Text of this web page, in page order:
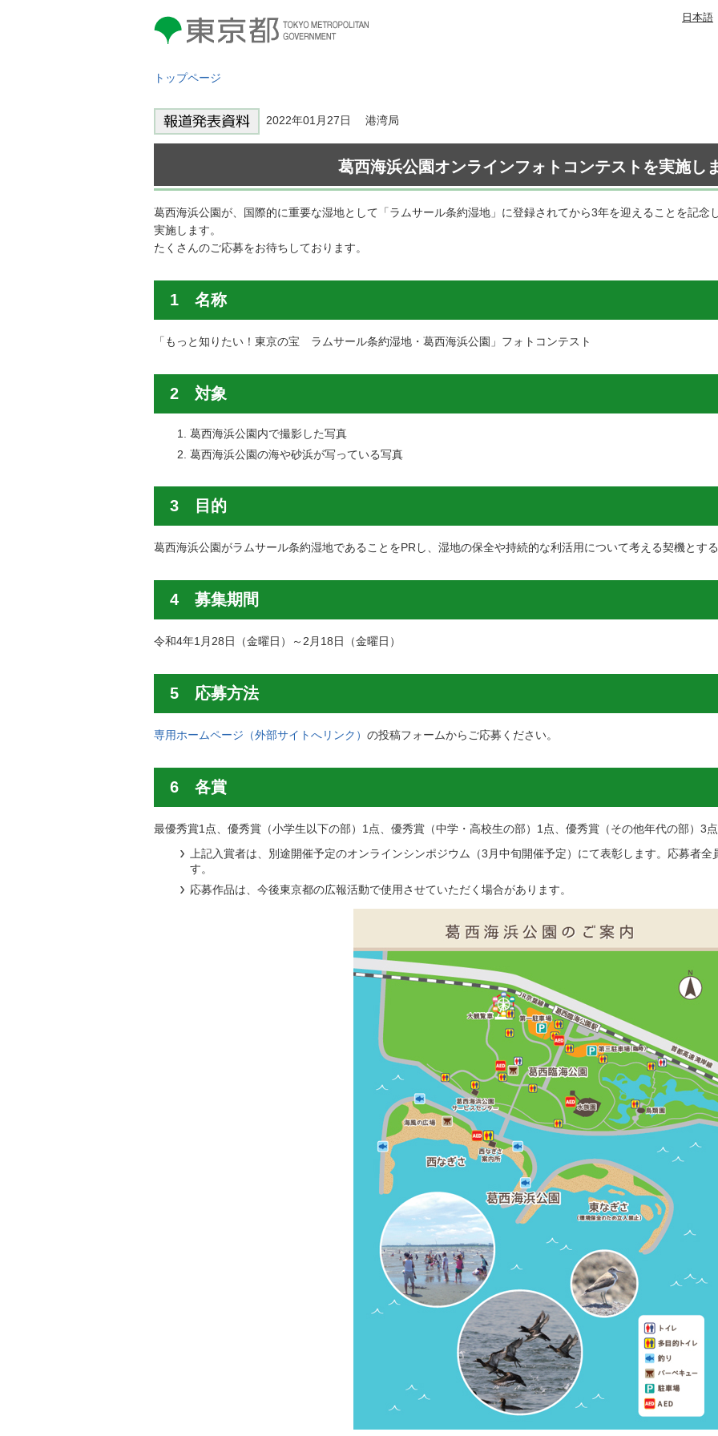
東京都 TOKYO METROPOLITAN
GOVERNMENT
日本語
トップページ
2022年01月27日 港湾局
葛西海浜公園オンラインフォトコンテストを実施し
葛西海浜公園が、国際的に重要な湿地として「ラムサール条約湿地」に登録されてから3年を迎えることを記念
実施します。
たくさんのご応募をお待ちしております。
1 名称
「もっと知りたい！東京の宝 ラムサール条約湿地・葛西海浜公園」フォトコンテスト
2 対象
葛西海浜公園内で撮影した写真
葛西海浜公園の海や砂浜が写っている写真
3 目的
葛西海浜公園がラムサール条約湿地であることをPRし、湿地の保全や持続的な利活用について考える契機とす
4 募集期間
令和4年1月28日（金曜日）～2月18日（金曜日）
5 応募方法
専用ホームページ（外部サイトへリンク） の投稿フォームからご応募ください。
6 各賞
最優秀賞1点、優秀賞（小学生以下の部）1点、優秀賞（中学・高校生の部）1点、優秀賞（その他年代の部）3
上記入賞者は、別途開催予定のオンラインシンポジウム（3月中旬開催予定）にて表彰します。応募者
す。
応募作品は、今後東京都の広報活動で使用させていただく場合があります。